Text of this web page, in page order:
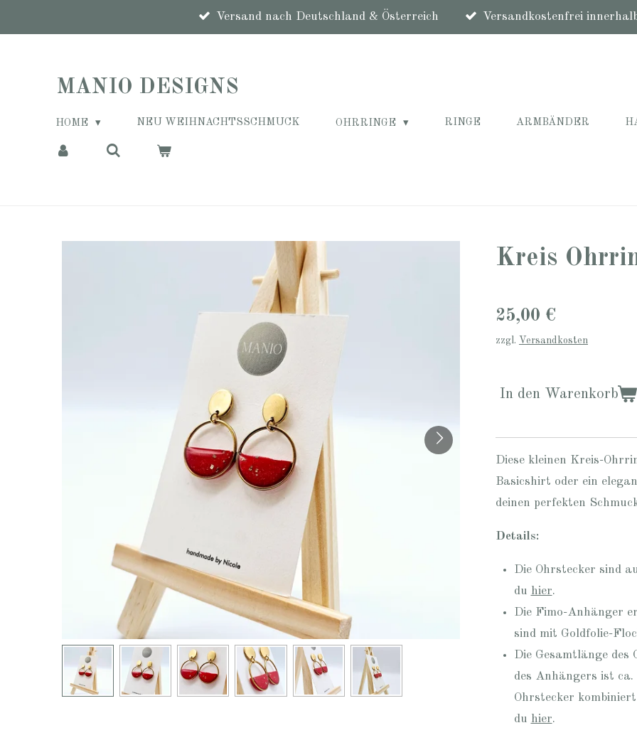
Hauptinhalt
Versand nach Deutschland & Österreich Versandkostenfrei
MANIO DESIGNS
HOME NEU WEIHNACHTSSCHMUCK OHRRINGE RINGE ARMBÄNDER
Kreis
25,00 €
zzgl. Versandkosten
In den Warenkorb
Diese kleinen Kreis-
Basicshirt oder ein
deinen perfekten
Details:
Die Ohrstecker sind
du hier.
Die Fimo-Anhänger
sind mit Goldfolie-
Die Gesamtlänge des
des Anhängers ist
Ohrstecker
du hier.